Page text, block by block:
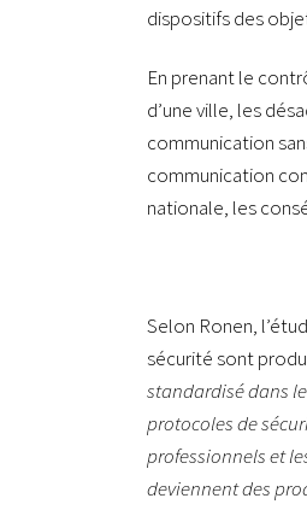
dispositifs des
En prenant le
d’une ville, les
communication
communication
nationale, les
Selon Ronen,
sécurité sont
standardisé dans
protocoles de
professionnels et
deviennent des